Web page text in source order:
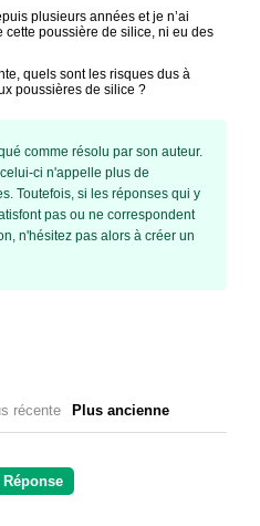
plusieurs années et je n’ai
cette poussière de silice, ni eu des
quels sont les risques dus à
poussières de silice ?
comme résolu par son auteur.
ci n'appelle plus de
Toutefois, si les réponses qui y
pas ou ne correspondent
n'hésitez pas alors à créer un
récente Plus ancienne